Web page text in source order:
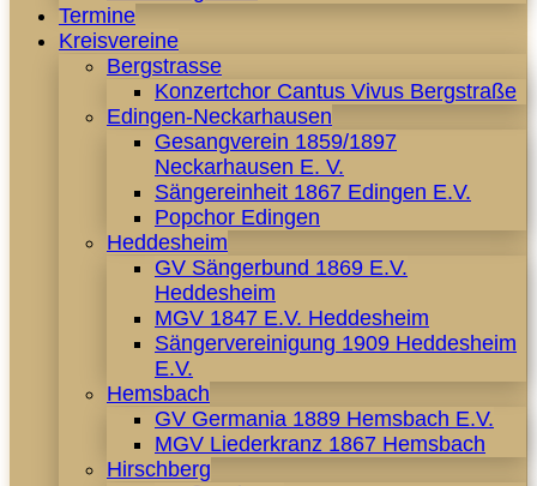
Termine
Kreisvereine
Bergstrasse
Konzertchor Cantus Vivus Bergstraße
Edingen-Neckarhausen
Gesangverein 1859/1897
Neckarhausen E. V.
Sängereinheit 1867 Edingen E.V.
Popchor Edingen
Heddesheim
GV Sängerbund 1869 E.V.
Heddesheim
MGV 1847 E.V. Heddesheim
Sängervereinigung 1909 Heddesheim
E.V.
Hemsbach
GV Germania 1889 Hemsbach E.V.
MGV Liederkranz 1867 Hemsbach
Hirschberg